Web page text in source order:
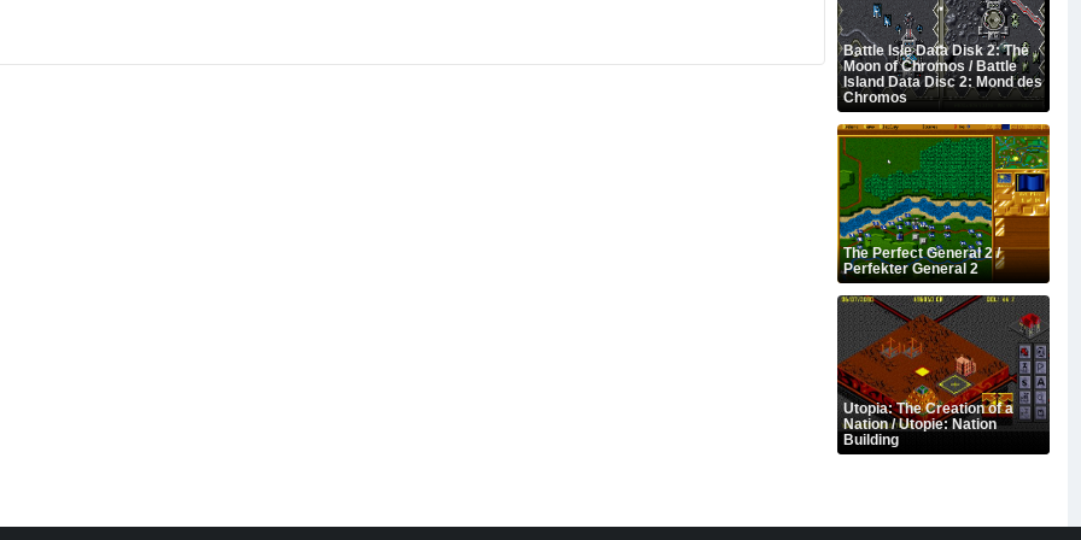
Battle Isle Data Disk 2: The
Moon of Chromos / Battle
Island Data Disc 2: Mond des
Chromos
The Perfect General 2 /
Perfekter General 2
Utopia: The Creation of a
Nation / Utopie: Nation
Building